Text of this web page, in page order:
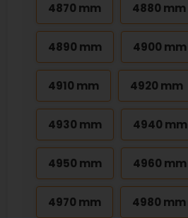
4870 mm 4880 mm
4890 mm 4900 mm
4910 mm 4920 mm
4930 mm 4940 mm
4950 mm 4960 mm
4970 mm 4980 mm